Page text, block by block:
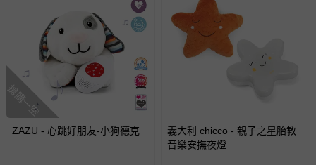
搶購一空
ZAZU - 心跳好朋友-小狗德克
義大利 chicco - 親子之星胎教
音樂安撫夜燈